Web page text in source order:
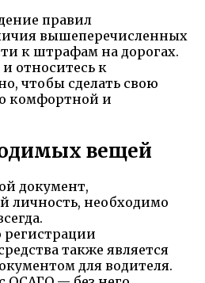
правил
вышеперечисленных
к штрафам на дорогах.
относитесь к
чтобы сделать свою
комфортной и
вещей
документ,
личность, необходимо
регистрации
также является
для водителя.